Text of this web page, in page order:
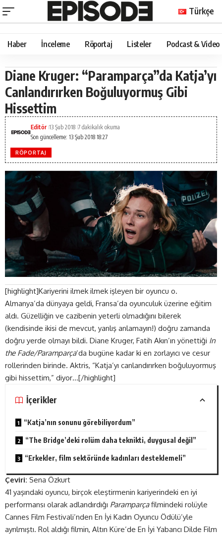
Türkçe
Haber İnceleme Röportaj Listeler Podcast & Video
Diane Kruger: “Paramparça”da Katja’yı
Canlandırırken Boğuluyormuş Gibi
Hissettim
Son güncelleme: 13 Şub 2018 18:27
Editör 13 Şub 2018 7 dakikalık okuma
RÖPORTAJ
[highlight]Kariyerini ilmek ilmek işleyen bir oyuncu o.
Almanya’da dünyaya geldi, Fransa’da oyunculuk üzerine eğitim
aldı. Güzelliğin ve cazibenin yeterli olmadığını bilerek
(kendisinde ikisi de mevcut, yanlış anlamayın!) doğru zamanda
doğru yerde olmayı bildi. Diane Kruger, Fatih Akın’ın yönettiği In
the Fade/Paramparça‘da bugüne kadar ki en zorlayıcı ve cesur
rollerinden birinde. Aktris, “Katja’yı canlandırırken boğuluyormuş
gibi hissettim,” diyor…[/highlight]
İçerikler
“Katja’nın sonunu görebiliyordum”
“The Bridge’deki rolüm daha teknikti, duygusal değil”
“Erkekler, film sektöründe kadınları desteklemeli”
Çeviri: Sena Özkurt
41 yaşındaki oyuncu, birçok eleştirmenin kariyerindeki en iyi
performansı olarak adlandırdığı Paramparçafilmindeki rolüyle
Cannes Film Festivali’nden En İyi Kadın Oyuncu Ödülü’yle
ayrılmıştı. Rol aldığı filmin, Altın Küre’de En İyi Yabancı Dilde Film